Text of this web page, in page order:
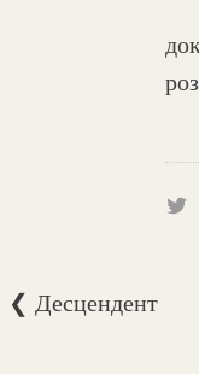
❮ Десцендент